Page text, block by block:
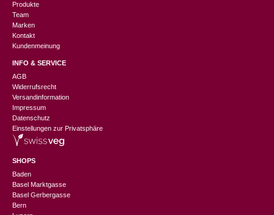
Produkte
Team
Marken
Kontakt
Kundenmeinung
INFO & SERVICE
AGB
Widerrufsrecht
Versandinformation
Impressum
Datenschutz
Einstellungen zur Privatsphäre
SHOPS
Baden
Basel Marktgasse
Basel Gerbergasse
Bern